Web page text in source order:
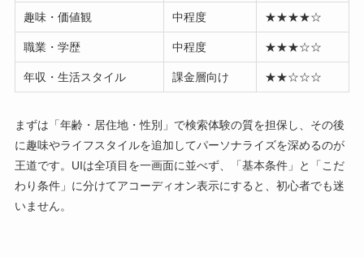
趣味・価値観 中程度 ★★★★☆
職業・学歴 中程度 ★★★☆☆
年収・生活スタイル 課金層向け ★★☆☆☆
まずは「年齢・居住地・性別」で検索体験の質を担保し、その後
に趣味やライフスタイルを追加してパーソナライズを深めるのが
王道です。UIは全項目を一画面に並べず、「基本条件」と「こだ
わり条件」に分けてアコーディオン表示にすると、初心者でも迷
いません。